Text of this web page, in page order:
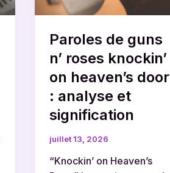
Paroles de guns
n’ roses knockin’
on heaven’s door
: analyse et
signification
juillet 13, 2026
“Knockin’ on Heaven’s
on
door
:
analyse
et
signification